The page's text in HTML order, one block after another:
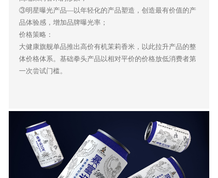
③明星曝光产品—以年轻化的产品塑造，创造最有价值的产
品体验感，增加品牌曝光率；
价格策略：
大健康旗舰单品推出高价有机茉莉香米，以此拉升产品的整
体价格体系。基础拳头产品以相对平价的价格放低消费者第
一次尝试门槛。